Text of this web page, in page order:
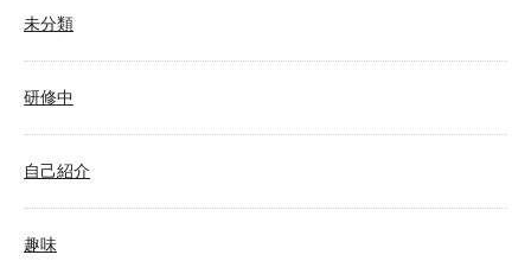
未分類
研修中
自己紹介
趣味